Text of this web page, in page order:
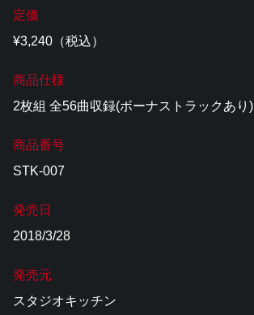
定価
¥3,240（税込）
商品仕様
2枚組 全56曲収録(ボーナストラックあり)
商品番号
STK-007
発売日
2018/3/28
発売元
スタジオキッチン